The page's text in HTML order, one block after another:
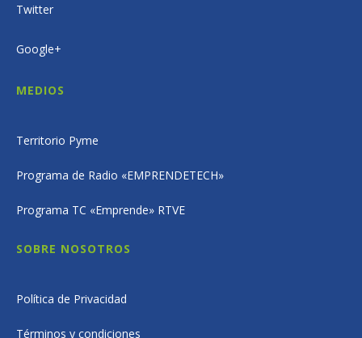
Twitter
Google+
MEDIOS
Territorio Pyme
Programa de Radio «EMPRENDETECH»
Programa TC «Emprende» RTVE
SOBRE NOSOTROS
Política de Privacidad
Términos y condiciones